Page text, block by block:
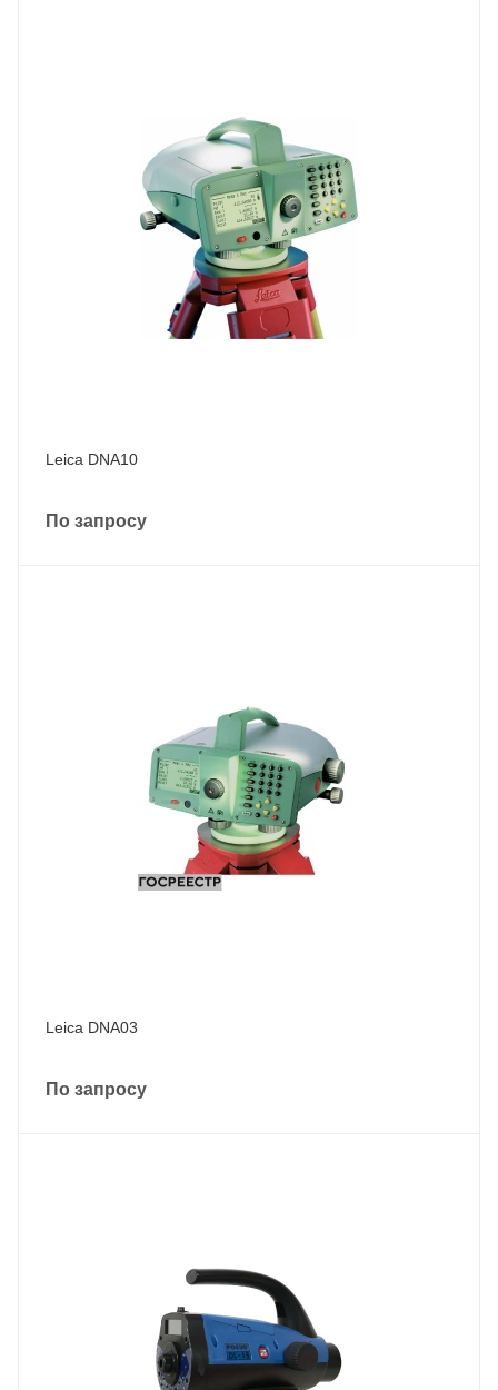
Leica DNA10
По запросу
Leica DNA03
По запросу